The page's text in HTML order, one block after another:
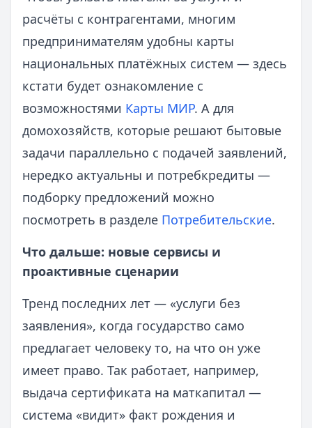
расчёты с контрагентами, многим
предпринимателям удобны карты
национальных платёжных систем — здесь
кстати будет ознакомление с
возможностями Карты МИР. А для
домохозяйств, которые решают бытовые
задачи параллельно с подачей заявлений,
нередко актуальны и потребкредиты —
подборку предложений можно
посмотреть в разделе Потребительские.
Что дальше: новые сервисы и
проактивные сценарии
Тренд последних лет — «услуги без
заявления», когда государство само
предлагает человеку то, на что он уже
имеет право. Так работает, например,
выдача сертификата на маткапитал —
система «видит» факт рождения и